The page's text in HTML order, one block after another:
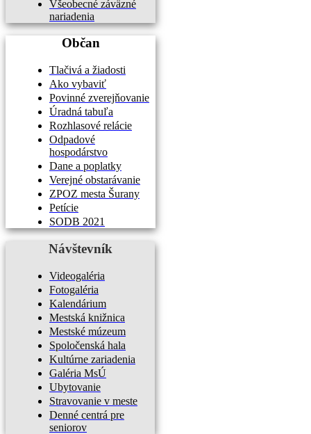
Všeobecné záväzné
nariadenia
Občan
Tlačivá a žiadosti
Ako vybaviť
Povinné zverejňovanie
Úradná tabuľa
Rozhlasové relácie
Odpadové
hospodárstvo
Dane a poplatky
Verejné obstarávanie
ZPOZ mesta Šurany
Petície
SODB 2021
Návštevník
Videogaléria
Fotogaléria
Kalendárium
Mestská knižnica
Mestské múzeum
Spoločenská hala
Kultúrne zariadenia
Galéria MsÚ
Ubytovanie
Stravovanie v meste
Denné centrá pre
seniorov